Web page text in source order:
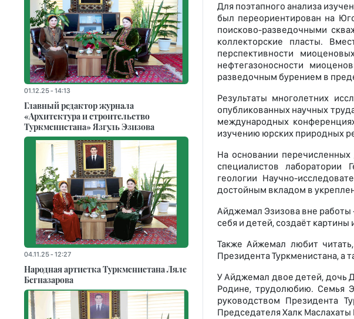
Для поэтапного анализа
был переориентирован на
поисково-разведочными
коллекторские пласты.
перспективности
нефтегазоносности
разведочным бурением в
Результаты многолетних
опубликованных научных
международных
изучению юрских природных
На основании
специалистов лаборатории
геологии Научно-
достойным вкладом в
Айджемал Эзизова вне работы
себя и детей, создаёт
Также Айжемал любит
Президента Туркменистана, а
У Айджемал двое детей, дочь
Родине, трудолюбию. Семья
руководством Президента
Председателя Халк
01.12.25 - 14:13
Главный редактор журнала
«Архитектура и строительство
Туркменистана» Язгуль Эзизова
04.11.25 - 12:27
Народная артистка Туркменистана Ляле
Бегназарова